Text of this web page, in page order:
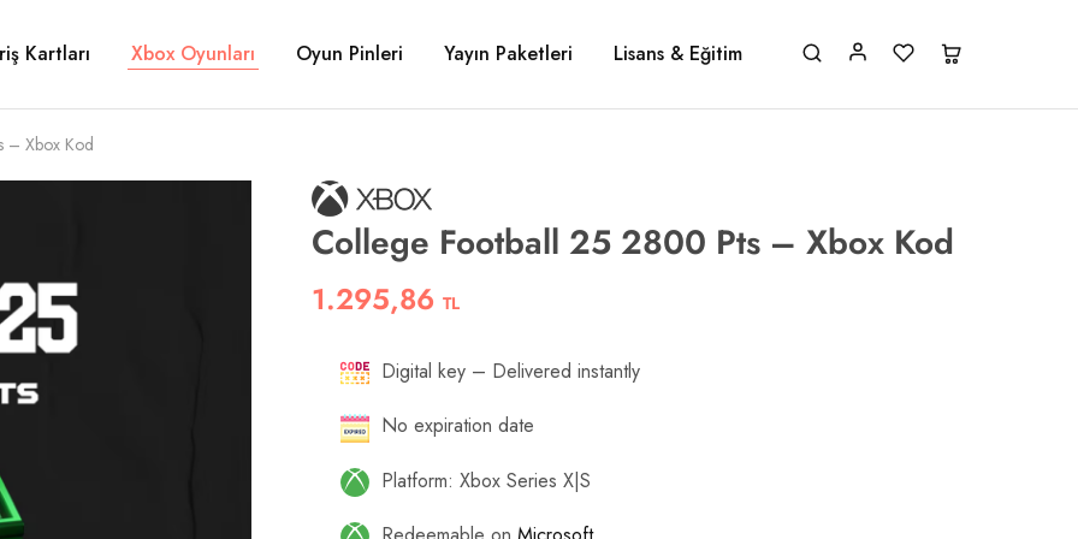
Kartları Xbox Oyunları Oyun Pinleri Yayın Paketleri Lisans & Eğitim
– Xbox Kod
College Football 25 2800 Pts – Xbox Kod
1.295,86 TL
Digital key – Delivered instantly
No expiration date
Platform: Xbox Series X|S